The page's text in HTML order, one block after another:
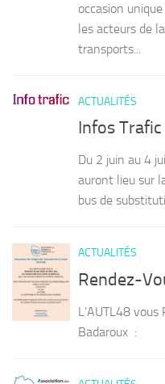
occasion
les acteurs de
transports...
ACTUALITÉS
Infos
Du 2 juin au 4
auront lieu sur
bus de
ACTUALITÉS
Rendez-
L’AUTL48
Badaroux :